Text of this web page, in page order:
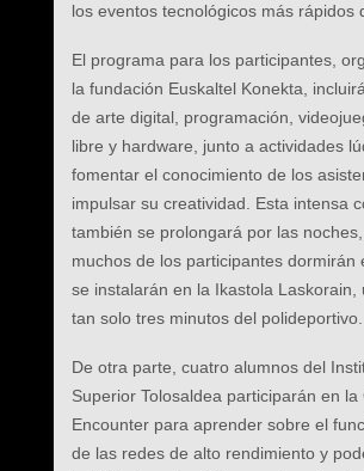
los eventos tecnológicos más rápidos
El programa para los participantes,
la fundación Euskaltel Konekta,
de arte digital, programación,
libre y hardware, junto a actividades
fomentar el conocimiento de los
impulsar su creatividad. Esta intensa
también se prolongará por las
muchos de los participantes dormirán
se instalarán en la Ikastola Laskorain,
tan solo tres minutos del polideportivo.
De otra parte, cuatro alumnos del
Superior Tolosaldea participarán en la
Encounter para aprender sobre el
de las redes de alto rendimiento y